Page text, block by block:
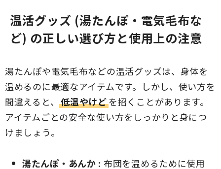
温活グッズ (湯たんぽ・電気毛布な
ど) の正しい選び方と使用上の注意
湯たんぽや電気毛布などの温活グッズは、身体を
温めるのに最適なアイテムです。しかし、使い方を
間違えると、低温やけどを招くことがあります。
アイテムごとの安全な使い方をしっかりと身につ
けましょう。
湯たんぽ・あんか : 布団を温めるために使用